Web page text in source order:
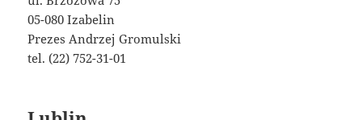
05-080 Izabelin
Prezes Andrzej Gromulski
tel. (22) 752-31-01